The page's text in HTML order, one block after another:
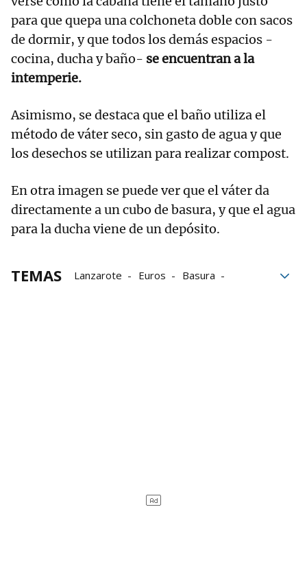
para que quepa una colchoneta doble con sacos
de dormir, y que todos los demás espacios -
cocina, ducha y baño- se encuentran a la
intemperie.
Asimismo, se destaca que el baño utiliza el
método de váter seco, sin gasto de agua y que
los desechos se utilizan para realizar compost.
En otra imagen se puede ver que el váter da
directamente a un cubo de basura, y que el agua
para la ducha viene de un depósito.
TEMAS Lanzarote Euros
Basura